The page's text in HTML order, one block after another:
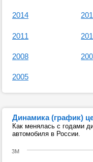
2014
2011
2008
2005
Динамика (график)
Как менялась с годами
автомобиля в России.
3M